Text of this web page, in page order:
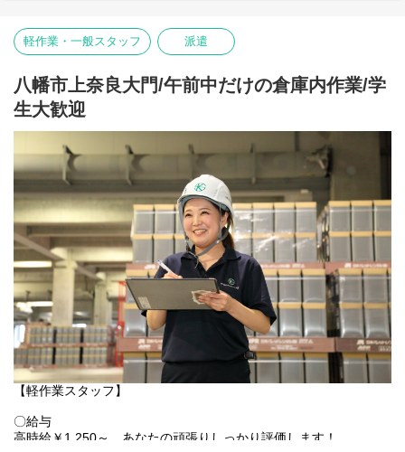
撤退するといったことも実際にありました。
目先の利益よりも、まずは働いているスタッフ第一という意識が
ーーーーーーーーーーーーーーーー
ぜひお気軽にチャレンジしてみませんか？あなたらしさを出して
一緒に働きましょう！！
す。
「長岡京IC」 から車で約10〜15分程度
〇求人特徴
・未経験OK
・バイク通勤可
・制服貸与
・ヘルメット貸与
・残業代全額支給
・週払いOK
・誕生日月にプレゼント支給(規定あり)
・社員登用実績多数あり
・多様なキャリアステップ可能(場合によっては本社へのキャリア
ステップも可能です◎)
ーーーーーーーーーーーーーーーー
キング作業をお願いします！
梱包やピッキングなどの作業が中心で、決して難しい作業はあり
心優しい先輩がご案内します！お気軽にご応募下さい。
〇雰囲気
当社は「アットホーム」を合言葉に、働く環境の雰囲気を創って
います！
時に厳しく・時に優しく、一緒に働く仲間は宝物です！ぜひお気
軽にチャレンジしてみませんか？
ぜひ、あなたらしさを出して一緒に働きましょう！
【ポイント1：アットホームな雰囲気！】
関東サービスは優しいスタッフが多く、楽しく働くことができま
す！
勤務時間や残業、人間関係など様々なお悩みを抱えている方、
そして今の環境に満足できない方はぜひご応募ください！相談だ
けでもOKです！
ちょっとした悩みも、当社のスタッフ達は親身になってきいてく
れます！
「仕事がうまくいかない」「プライベートで嫌なことがあった」
などなど、なんでも気軽に相談してみると、
誰もが優しく励ましたり、アドバイスをくれますよ◎
【ポイントその2：社員の働きやすさを考える社風！】
軽作業・一般スタッフ 派遣
八幡市上奈良大門/午前中だけの倉庫内作業/学
生大歓迎
【軽作業スタッフ】
〇給与
高時給￥1,250～ あなたの頑張りしっかり評価します！